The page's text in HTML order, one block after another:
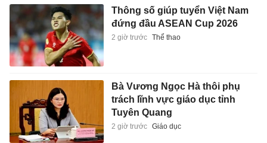
Thông số giúp tuyển Việt Nam
đứng đầu ASEAN Cup 2026
2 giờ trước Thể thao
Bà Vương Ngọc Hà thôi phụ
trách lĩnh vực giáo dục tỉnh
Tuyên Quang
2 giờ trước Giáo dục